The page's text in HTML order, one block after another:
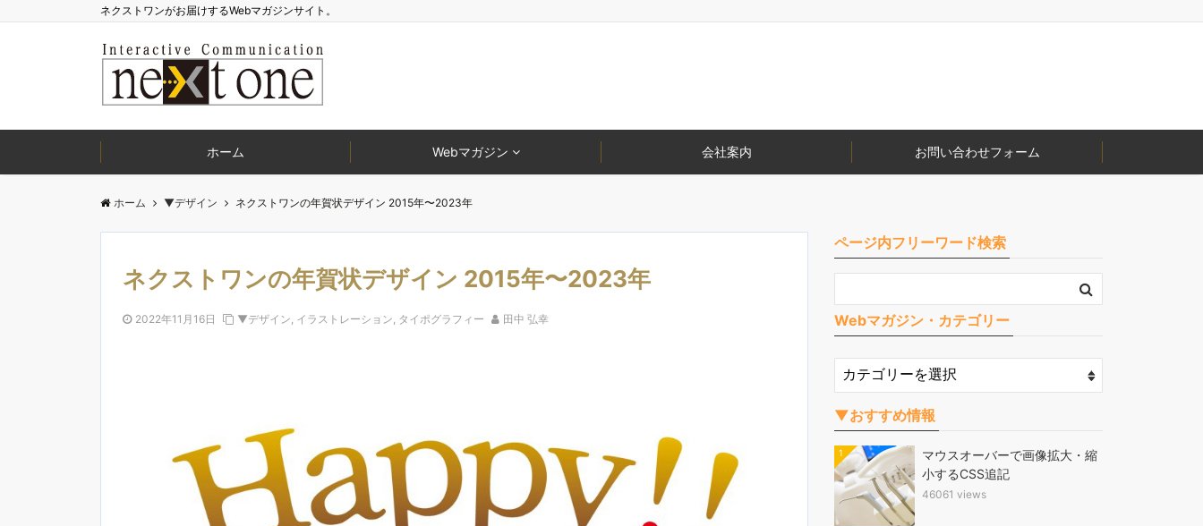
ネクストワンがお届けするWebマガジンサイト。
ホーム Webマガジン 会社案内 お問い合わせフォーム
ホーム ▼デザイン ネクストワンの年賀状デザイン 2015年〜2023年
ネクストワンの年賀状デザイン 2015年〜2023年
2022年11月16日 ▼デザイン, イラストレーション, タイポグラフィー 田中 弘幸
ページ内フリーワード検索
Webマガジン・カテゴリー
▼おすすめ情報
1
マウスオーバーで画像拡大・縮
小するCSS追記
46061 views